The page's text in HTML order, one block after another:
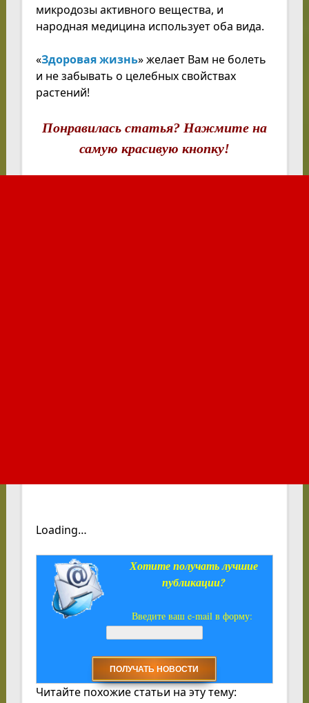
микродозы активного вещества, и
народная медицина использует оба вида.
«Здоровая жизнь» желает Вам не болеть
и не забывать о целебных свойствах
растений!
Понравилась статья? Нажмите на
самую красивую кнопку!
Loading…
Хотите получать лучшие
публикации?
Введите ваш e-mail в форму:
Читайте похожие статьи на эту тему: